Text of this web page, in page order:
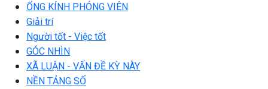
ỐNG KÍNH PHÓNG VIÊN
Giải trí
Người tốt - Việc tốt
GÓC NHÌN
XÃ LUẬN - VẤN ĐỀ KỲ NÀY
NỀN TẢNG SỐ